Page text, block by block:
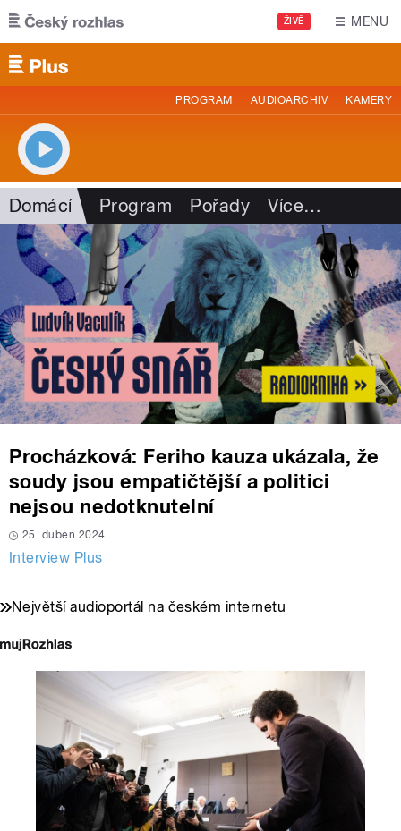
Přejít k hlavnímu obsahu
ŽIVĚ MENU
PROGRAM AUDIOARCHIV KAMERY
Domácí Program Pořady Více…
Procházková: Feriho kauza ukázala, že
soudy jsou empatičtější a politici
nejsou nedotknutelní
25. duben 2024
Interview Plus
Největší audioportál na českém internetu